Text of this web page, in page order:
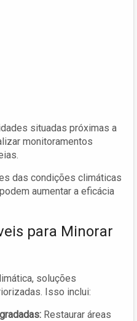
situadas próximas a
monitoramentos
das condições climáticas
aumentar a eficácia
para Minorar
soluções
Isso inclui:
Restaurar áreas